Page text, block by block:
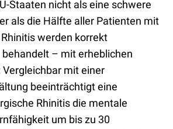
Staaten nicht als eine schwere
als die Hälfte aller Patienten mit
werden korrekt
– mit erheblichen
mit einer
beeinträchtigt eine
Rhinitis die mentale
um bis zu 30